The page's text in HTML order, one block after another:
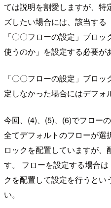
ては説明を割愛しますが、特
ズしたい場合には、該当する
「〇〇フローの設定」ブロ
使うのか」を設定する必要が
「〇〇フローの設定」ブロ
定しなかった場合にはデフォ
今回、(4)、(5)、(6)でフロー
全てデフォルトのフローが選
ロックを配置していますが
す。 フローを設定する場合
クを配置して設定を行うとい
い。